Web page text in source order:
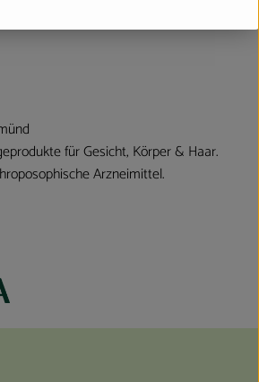
für Gesicht, Körper & Haar.
Arzneimittel.